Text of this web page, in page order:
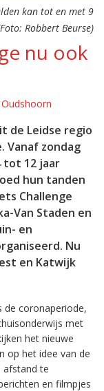
kan tot en met 9
Robbert Beurse)
nu ook
de Leidse regio
Vanaf zondag
tot 12 jaar
hun tanden
Challenge
Van Staden en
en
Nu
en Katwijk
de coronaperiode,
met
het nieuwe
op het idee van de
afstand te
en filmpjes